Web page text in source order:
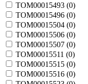
TOM00015493 (0)
TOM00015496 (0)
TOM00015504 (0)
TOM00015506 (0)
TOM00015507 (0)
TOM00015511 (0)
TOM00015515 (0)
TOM00015516 (0)